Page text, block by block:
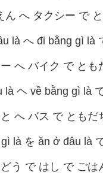
ん へ タクシー で
là へ đi bằng gì là
へ バイク で とも
là ヘ về bằng gì là
へ バス で ともだ
là を ăn ở đâu là
う で はし で ごは